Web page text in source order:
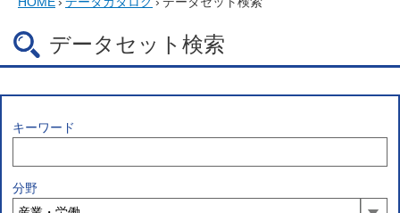
データセット検索
キーワード
分野